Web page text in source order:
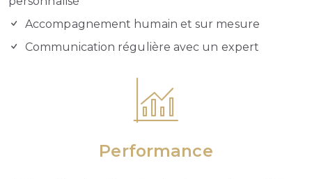
Accompagnement humain et sur mesure
Communication régulière avec un expert
Performance